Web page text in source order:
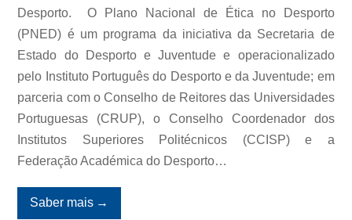
Desporto. O Plano Nacional de Ética no Desporto
(PNED) é um programa da iniciativa da Secretaria de
Estado do Desporto e Juventude e operacionalizado
pelo Instituto Português do Desporto e da Juventude; em
parceria com o Conselho de Reitores das Universidades
Portuguesas (CRUP), o Conselho Coordenador dos
Institutos Superiores Politécnicos (CCISP) e a
Federação Académica do Desporto…
Saber mais →